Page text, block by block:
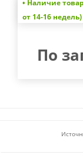
• Наличие
от 14-16 недель)
По